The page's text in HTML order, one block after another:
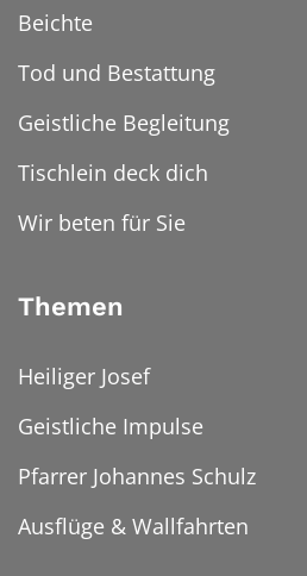
Beichte
Tod und Bestattung
Geistliche Begleitung
Tischlein deck dich
Wir beten für Sie
Themen
Heiliger Josef
Geistliche Impulse
Pfarrer Johannes Schulz
Ausflüge & Wallfahrten